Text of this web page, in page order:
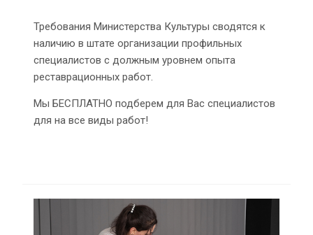
Требования Министерства Культуры сводятся к
наличию в штате организации профильных
специалистов с должным уровнем опыта
реставрационных работ.
Мы БЕСПЛАТНО подберем для Вас специалистов
для на все виды работ!